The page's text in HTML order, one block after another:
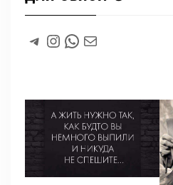
# Instagram
WhatsApp
#